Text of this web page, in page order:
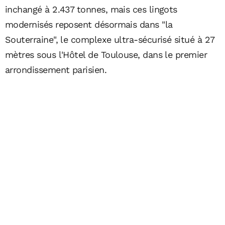
inchangé à 2.437 tonnes, mais ces lingots
modernisés reposent désormais dans "la
Souterraine", le complexe ultra-sécurisé situé à 27
mètres sous l'Hôtel de Toulouse, dans le premier
arrondissement parisien.